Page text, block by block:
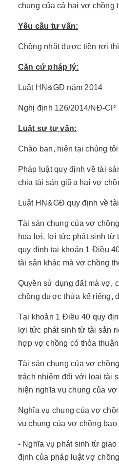
chung của cả hai vợ chồng
Yêu cầu tư vấn:
Chồng nhặt được tiền rơi
Căn cứ pháp lý:
Luật HN&GĐ năm 2014
Nghị định 126/2014/NĐ-CP
Luật sư tư vấn:
Chào bạn, hiện tại chúng
Pháp luật quy định về tài
chia tài sản giữa hai vợ
Luật HN&GĐ quy định về
Tài sản chung của vợ
hoa lợi, lợi tức phát sinh từ
quy định tại khoản 1 Điều
tài sản khác mà vợ chồng
Quyền sử dụng đất mà vợ,
chồng được thừa kế riêng,
Tại khoản 1 Điều 40 quy
lợi tức phát sinh từ tài sản
hợp vợ chồng có thỏa
Tài sản chung của vợ
trách nhiệm đối với loại tài
hiện nghĩa vụ chung của vợ
Nghĩa vụ chung của vợ
vụ chung của vợ chồng bao
- Nghĩa vụ phát sinh từ
định của pháp luật vợ